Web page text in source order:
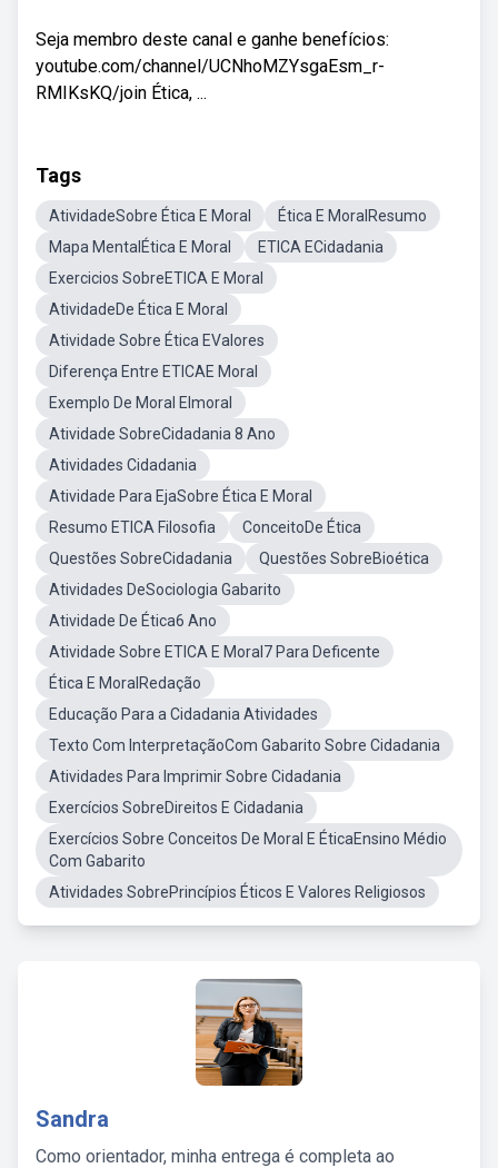
Seja membro deste canal e ganhe benefícios:
youtube.com/channel/UCNhoMZYsgaEsm_r-
RMIKsKQ/join Ética, ...
Tags
AtividadeSobre Ética E Moral
Ética E MoralResumo
Mapa MentalÉtica E Moral
ETICA ECidadania
Exercicios SobreETICA E Moral
AtividadeDe Ética E Moral
Atividade Sobre Ética EValores
Diferença Entre ETICAE Moral
Exemplo De Moral EImoral
Atividade SobreCidadania 8 Ano
Atividades Cidadania
Atividade Para EjaSobre Ética E Moral
Resumo ETICA Filosofia
ConceitoDe Ética
Questões SobreCidadania
Questões SobreBioética
Atividades DeSociologia Gabarito
Atividade De Ética6 Ano
Atividade Sobre ETICA E Moral7 Para Deficente
Ética E MoralRedação
Educação Para a Cidadania Atividades
Texto Com InterpretaçãoCom Gabarito Sobre Cidadania
Atividades Para Imprimir Sobre Cidadania
Exercícios SobreDireitos E Cidadania
Exercícios Sobre Conceitos De Moral E ÉticaEnsino Médio
Com Gabarito
Atividades SobrePrincípios Éticos E Valores Religiosos
Sandra
Como orientador, minha entrega é completa ao